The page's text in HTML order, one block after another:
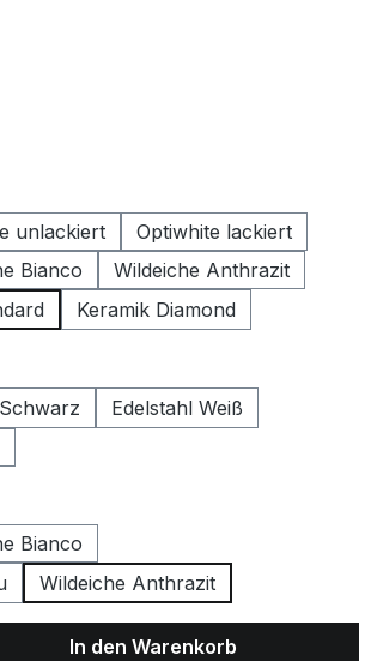
unlackiert
Optiwhite lackiert
Bianco
Wildeiche Anthrazit
Keramik Diamond
Edelstahl Weiß
Bianco
Wildeiche Anthrazit
den gewünschten Wert
In den Warenkorb